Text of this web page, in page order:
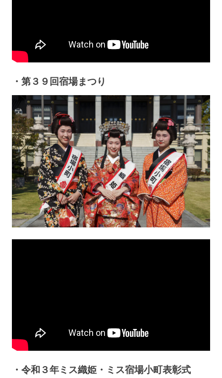
・第３９回宿場まつり
・令和３年ミス織姫・ミス宿場小町表彰式